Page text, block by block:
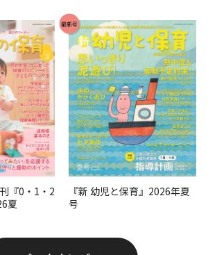
『0・1・2
夏
最新号
『新 幼児と保育』2026年夏
号